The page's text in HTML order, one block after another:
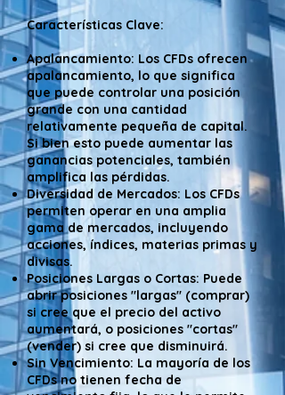
Características Clave:
Apalancamiento: Los CFDs ofrecen
apalancamiento, lo que significa
que puede controlar una posición
grande con una cantidad
relativamente pequeña de capital.
Si bien esto puede aumentar las
ganancias potenciales, también
amplifica las pérdidas.
Diversidad de Mercados: Los CFDs
permiten operar en una amplia
gama de mercados, incluyendo
acciones, índices, materias primas y
divisas.
Posiciones Largas o Cortas: Puede
abrir posiciones "largas" (comprar)
si cree que el precio del activo
aumentará, o posiciones "cortas"
(vender) si cree que disminuirá.
Sin Vencimiento: La mayoría de los
CFDs no tienen fecha de